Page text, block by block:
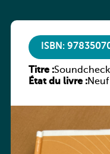
ISBN:
Titre :
Schülerband
État du livre :Neuf